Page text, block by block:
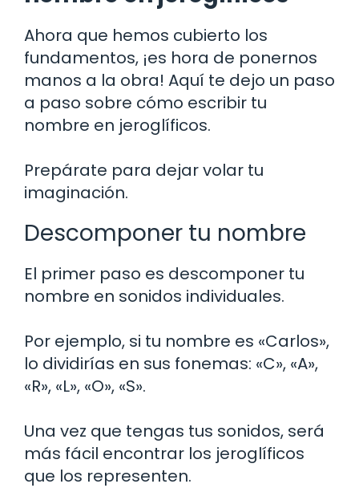
Ahora que hemos cubierto los
fundamentos, ¡es hora de ponernos
manos a la obra! Aquí te dejo un paso
a paso sobre cómo escribir tu
nombre en jeroglíficos.
Prepárate para dejar volar tu
imaginación.
Descomponer tu nombre
El primer paso es descomponer tu
nombre en sonidos individuales.
Por ejemplo, si tu nombre es «Carlos»,
lo dividirías en sus fonemas: «C», «A»,
«R», «L», «O», «S».
Una vez que tengas tus sonidos, será
más fácil encontrar los jeroglíficos
que los representen.